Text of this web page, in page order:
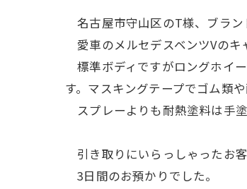
名古屋市守山区のT様、ブラン
愛車のメルセデスベンツVの
標準ボディですがロングホイ
す。マスキングテープでゴム類
スプレーよりも耐熱塗料は手
引き取りにいらっしゃったお
3日間のお預かりでした。